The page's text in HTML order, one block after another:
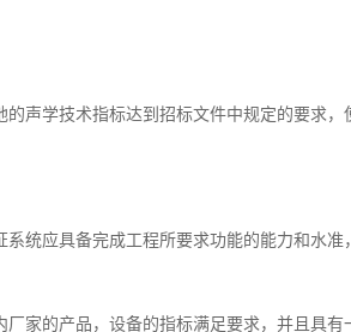
声学技术指标达到招标文件中规定的要求
统应具备完成工程所要求功能的能力和水
家的产品，设备的指标满足要求，并且具